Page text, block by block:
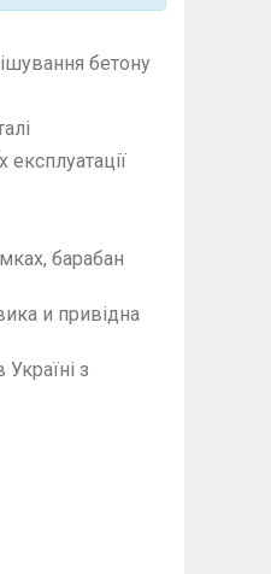
бетону
барабан
и привідна
з